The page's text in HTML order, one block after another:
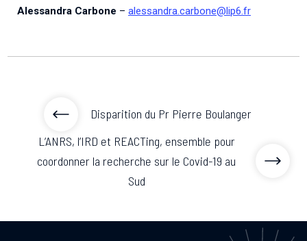
Alessandra Carbone – alessandra.carbone@lip6.fr
Disparition du Pr Pierre Boulanger
L’ANRS, l’IRD et REACTing, ensemble pour
coordonner la recherche sur le Covid-19 au
Sud